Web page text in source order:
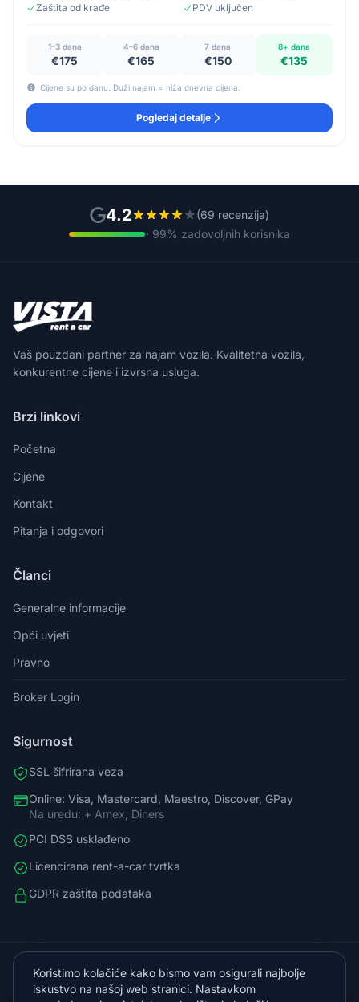
Zaštita od krađe
PDV uključen
1–3 dana
€175
4–6 dana
€165
7 dana
€150
8+ dana
€135
Cijene su po danu. Duži najam = niža dnevna cijena.
Pogledaj detalje
4.2
(69 recenzija)
· 99% zadovoljnih korisnika
Vaš pouzdani partner za najam vozila. Kvalitetna vozila,
konkurentne cijene i izvrsna usluga.
Brzi linkovi
Početna
Cijene
Kontakt
Pitanja i odgovori
Članci
Generalne informacije
Opći uvjeti
Pravno
Broker Login
Sigurnost
SSL šifrirana veza
Online: Visa, Mastercard, Maestro, Discover, GPay
Na uredu: + Amex, Diners
PCI DSS usklađeno
Licencirana rent-a-car tvrtka
GDPR zaštita podataka
info@vista.hr
Planinarski put 9, Veliko Brdo, Makarska
Koristimo kolačiće kako bismo vam osigurali najbolje
iskustvo na našoj web stranici. Nastavkom